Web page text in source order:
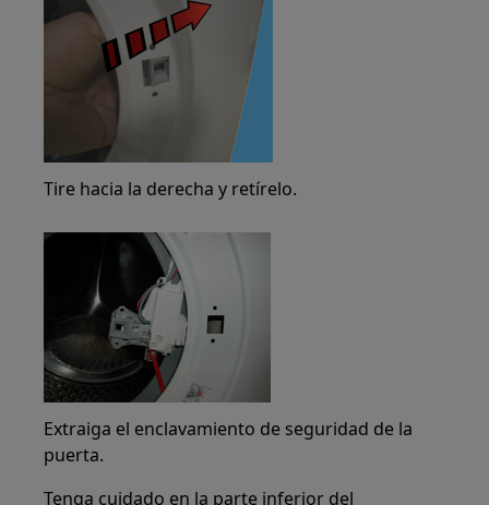
Tire hacia la derecha y retírelo.
Extraiga el enclavamiento de seguridad de la
puerta.
Tenga cuidado en la parte inferior del